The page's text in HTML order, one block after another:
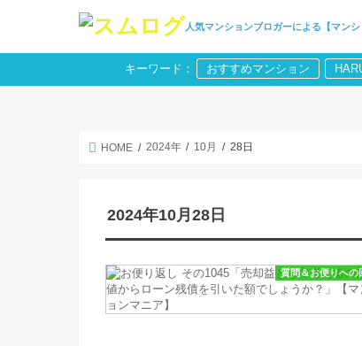
人気マンションブロガーによる【マンシ
キーワード： おすすめマンション
HOME 2024年 10月 28日
2024年10月28日
質問＆お便りへの